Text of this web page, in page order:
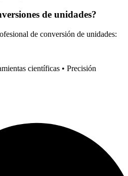
de unidades?
de conversión de unidades:
científicas • Precisión